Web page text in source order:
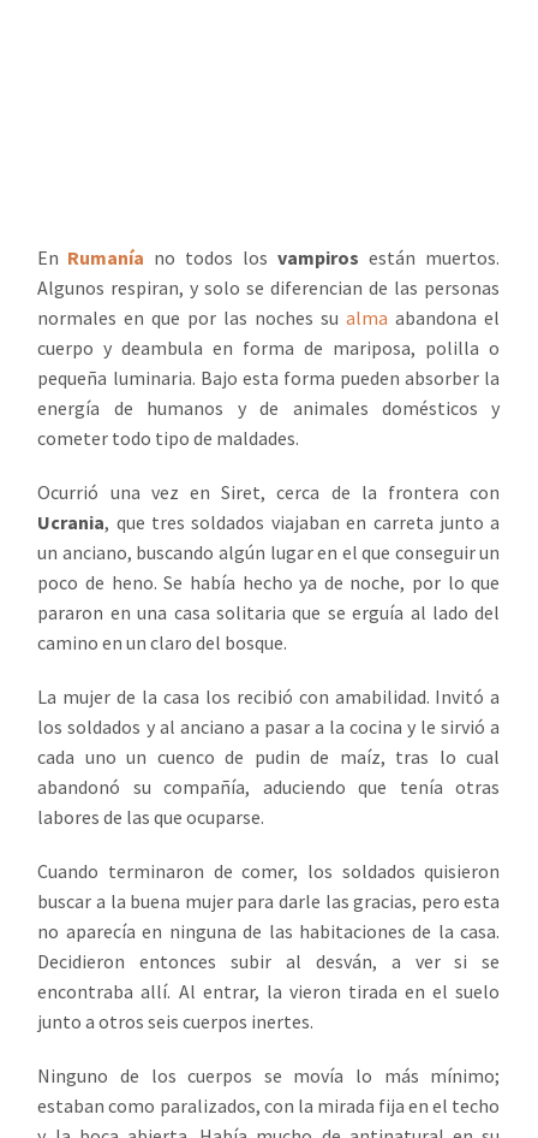
En Rumanía no todos losvampiros están muertos.
Algunos respiran, y solo se diferencian de las personas
normales en que por las noches sualma abandona el
cuerpo y deambula en forma de mariposa, polilla o
pequeña luminaria. Bajo esta forma pueden absorber la
energía de humanos y de animales domésticos y
cometer todo tipo de maldades.
Ocurrió una vez en Siret, cerca de la frontera con
Ucrania, que tres soldados viajaban en carreta junto a
un anciano, buscando algún lugar en el que conseguir un
poco de heno. Se había hecho ya de noche, por lo que
pararon en una casa solitaria que se erguía al lado del
camino en un claro del bosque.
La mujer de la casa los recibió con amabilidad. Invitó a
los soldados y al anciano a pasar a la cocina y le sirvió a
cada uno un cuenco de pudin de maíz, tras lo cual
abandonó su compañía, aduciendo que tenía otras
labores de las que ocuparse.
Cuando terminaron de comer, los soldados quisieron
buscar a la buena mujer para darle las gracias, pero esta
no aparecía en ninguna de las habitaciones de la casa.
Decidieron entonces subir al desván, a ver si se
encontraba allí. Al entrar, la vieron tirada en el suelo
junto a otros seis cuerpos inertes.
Ninguno de los cuerpos se movía lo más mínimo;
estaban como paralizados, con la mirada fija en el techo